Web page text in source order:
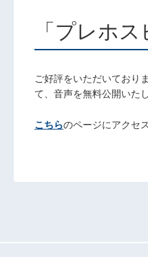
「プレホ
ご好評をいただいており
て、音声を無料公開いた
こちらのページにアクセ